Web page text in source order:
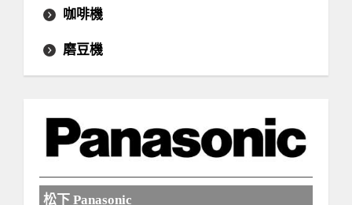
咖啡機
磨豆機
松下 Panasonic